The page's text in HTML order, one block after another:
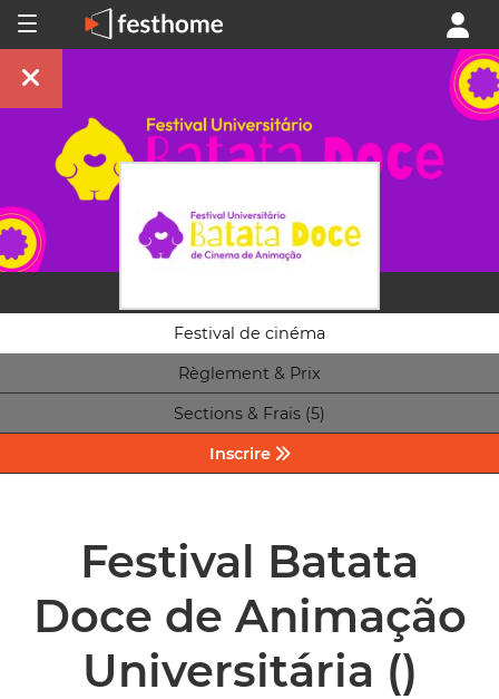
Festival de cinéma
Règlement & Prix
Sections & Frais (5)
Inscrire
Festival Batata
Doce de Animação
Universitária ()